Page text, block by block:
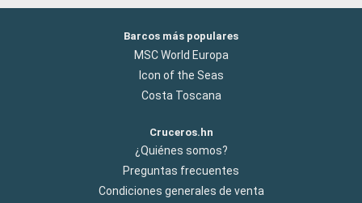
Barcos más populares
MSC World Europa
Icon of the Seas
Costa Toscana
Cruceros.hn
¿Quiénes somos?
Preguntas frecuentes
Condiciones generales de venta